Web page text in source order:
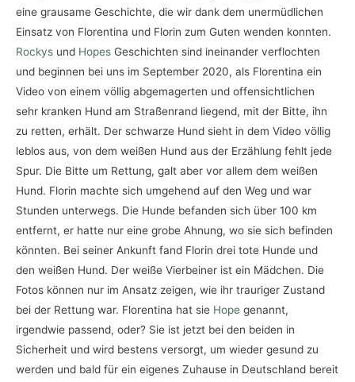
eine grausame Geschichte, die wir dank dem unermüdlichen
Einsatz von Florentina und Florin zum Guten wenden konnten.
Rockys und Hopes Geschichten sind ineinander verflochten
und beginnen bei uns im September 2020, als Florentina ein
Video von einem völlig abgemagerten und offensichtlichen
sehr kranken Hund am Straßenrand liegend, mit der Bitte, ihn
zu retten, erhält. Der schwarze Hund sieht in dem Video völlig
leblos aus, von dem weißen Hund aus der Erzählung fehlt jede
Spur. Die Bitte um Rettung, galt aber vor allem dem weißen
Hund. Florin machte sich umgehend auf den Weg und war
Stunden unterwegs. Die Hunde befanden sich über 100 km
entfernt, er hatte nur eine grobe Ahnung, wo sie sich befinden
könnten. Bei seiner Ankunft fand Florin drei tote Hunde und
den weißen Hund. Der weiße Vierbeiner ist ein Mädchen. Die
Fotos können nur im Ansatz zeigen, wie ihr trauriger Zustand
bei der Rettung war. Florentina hat sie Hope genannt,
irgendwie passend, oder? Sie ist jetzt bei den beiden in
Sicherheit und wird bestens versorgt, um wieder gesund zu
werden und bald für ein eigenes Zuhause in Deutschland bereit